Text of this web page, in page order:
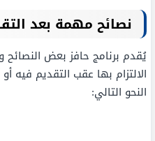
نصائح مهمة بعد
يُقدم برنامج حافز بعض النصائح
الالتزام بها عقب التقديم فيه
النحو التالي: